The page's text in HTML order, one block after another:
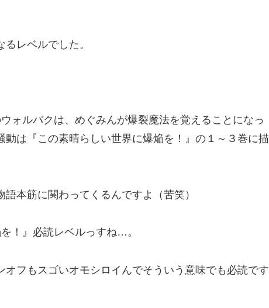
レベルでした。
ォルバクは、めぐみんが爆裂魔法を覚えることになっ
は『この素晴らしい世界に爆焔を！』の１～３巻に描
本筋に関わってくるんですよ（苦笑）
！』必読レベルっすね…。
フもスゴいオモシロイんでそういう意味でも必読です